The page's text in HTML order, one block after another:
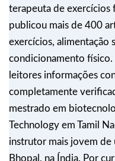
terapeuta de exercícios
publicou mais de 400
exercícios, alimentação
condicionamento físico.
leitores informações
completamente
mestrado em
Technology em Tamil
instrutor mais jovem de
Bhopal, na Índia. Por